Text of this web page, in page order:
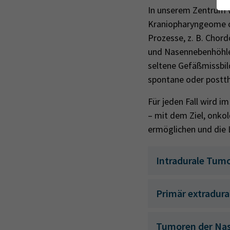
In unserem
Prozesse, z. B.
und
seltene
spontane oder
Für jeden Fall wird
– mit dem Ziel,
ermöglichen und die
Intradurale
Primär
Tumoren der